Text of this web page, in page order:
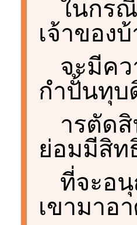
ในกร
เจ้าของ
จะมีค
กำปั้นทุบ
ารตัดสิ
ย่อมมีสิท
ที่จะอ
เขามาอ